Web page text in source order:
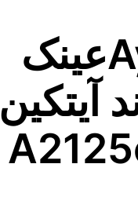
Aytakinعینک
آیتکین